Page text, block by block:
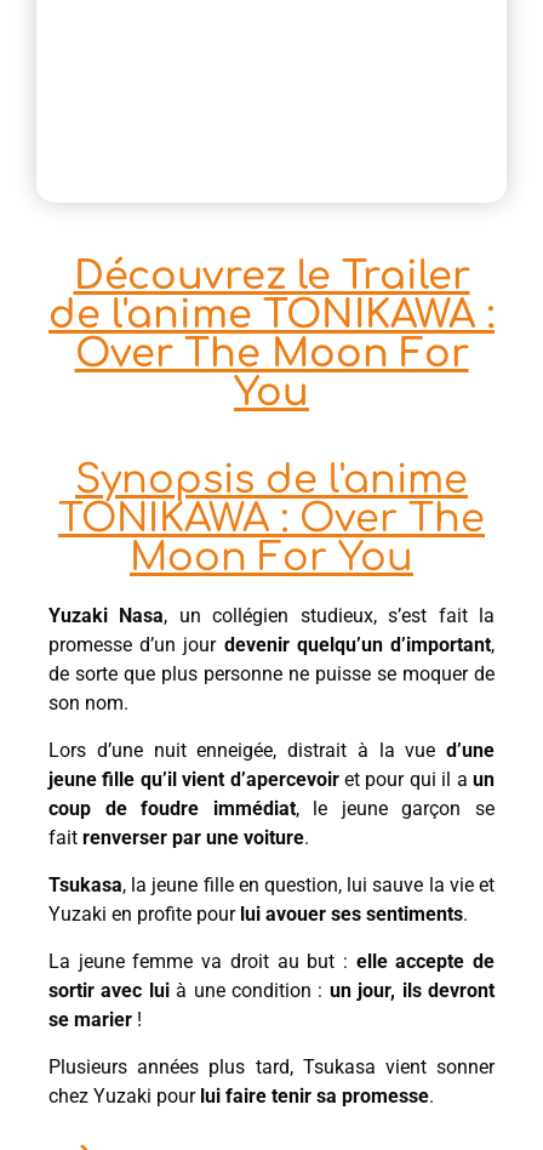
Découvrez le Trailer
de l'anime TONIKAWA :
Over The Moon For
You
Synopsis de l'anime
TONIKAWA : Over The
Moon For You
Yuzaki Nasa, un collégien studieux, s’est fait la
promesse d’un jour devenir quelqu’un d’important,
de sorte que plus personne ne puisse se moquer de
son nom.
Lors d’une nuit enneigée, distrait à la vue d’une
jeune fille qu’il vient d’apercevoiret pour qui il aun
coup de foudre immédiat, le jeune garçon se
fait renverser par une voiture.
Tsukasa, la jeune fille en question, lui sauve la vie et
Yuzaki en profite pour lui avouer ses sentiments.
La jeune femme va droit au but : elle accepte de
sortir avec luià une condition : un jour, ils devront
se marier !
Plusieurs années plus tard, Tsukasa vient sonner
chez Yuzaki pour lui faire tenir sa promesse.